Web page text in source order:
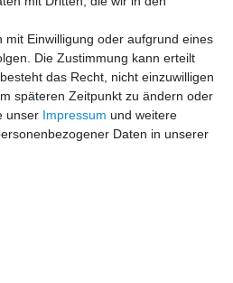
mit Einwilligung oder aufgrund eines
Die Zustimmung kann erteilt
das Recht, nicht einzuwilligen
späteren Zeitpunkt zu ändern oder
unser Impressum und weitere
Daten in unserer